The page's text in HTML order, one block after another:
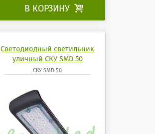
В КОРЗИНУ 
Светодиодный светильник
уличный СКУ SMD 50
СКУ SMD 50